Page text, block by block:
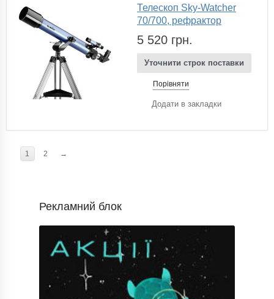
Телескоп Sky-Watcher
70/700, рефрактор
5 520 грн.
Уточнити строк поставки
Порівняти
Додати в закладки
1 2 →
Рекламний блок